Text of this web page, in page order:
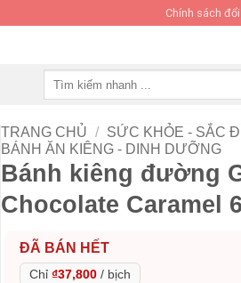
Chính sách
TRANG CHỦ / SỨC KHỎE - SẮC
BÁNH ĂN KIÊNG - DINH DƯỠNG
Bánh kiêng đường
Chocolate Caramel
ĐÃ BÁN HẾT
Chỉ ₫37,800 / bịch